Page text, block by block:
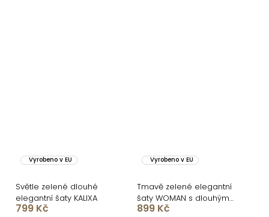
Vyrobeno v EU
Světle zelené dlouhé
elegantní šaty KALIXA
799 Kč
Vyrobeno v EU
Tmavě zelené elegantní
šaty WOMAN s dlouhým
rukávem
899 Kč